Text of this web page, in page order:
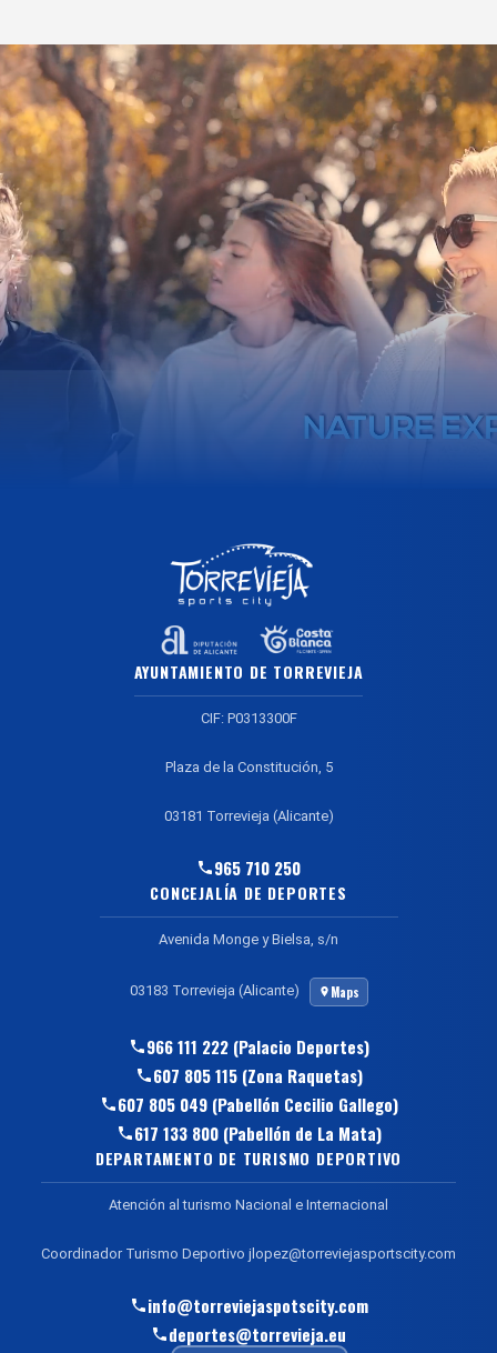
AYUNTAMIENTO DE TORREVIEJA
CIF: P0313300F
Plaza de la Constitución, 5
03181 Torrevieja (Alicante)
965 710 250
CONCEJALÍA DE DEPORTES
Avenida Monge y Bielsa, s/n
03183 Torrevieja (Alicante) Maps
966 111 222 (Palacio Deportes)
607 805 115 (Zona Raquetas)
607 805 049 (Pabellón Cecilio Gallego)
617 133 800 (Pabellón de La Mata)
DEPARTAMENTO DE TURISMO DEPORTIVO
Atención al turismo Nacional e Internacional
Coordinador Turismo Deportivo jlopez@torreviejasportscity.com
info@torreviejaspotscity.com
deportes@torrevieja.eu